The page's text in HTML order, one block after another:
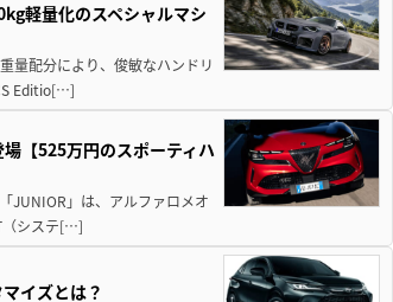
軽量化のスペシャルマシ
量配分により、俊敏なハンドリ
Editio[…]
【525万円のスポーティハ
JUNIOR」は、アルファロメオ
（システ[…]
イズとは？